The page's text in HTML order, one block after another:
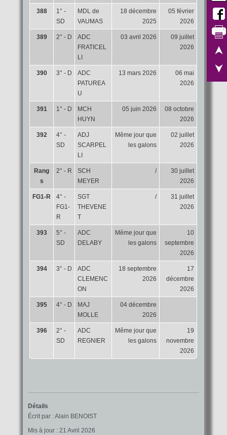
388
1° -
SD
MDL de
VAUMAS
18 décembre
2025
05 février
2026
389 2° - D
ADC
FRATICEL
LI
03 avril 2026
09 juillet
2026
390 3° - D
ADC
PATUREA
U
13 mars 2026
06 mai
2026
391 1° - D
MCH
HUYN
05 juin 2026
08 octobre
2026
392
4° -
SD
ADJ
SCARPEL
LI
Même jour que
les galons
02 juillet
2026
Rang
s
2° - R
SCH
MEYER
/
30 juillet
2026
FG1-R
4° -
FG1-
R
SGT
THEVENE
T
/
31 juillet
2026
393
5° -
SD
ADC
DELABY
Même jour que
les galons
10
septembre
2026
394 3° - D
ADC
CLEMENC
ON
18 septembre
2026
17
décembre
2026
395 4° - D
MAJ
MOLLE
04 décembre
2026
396
2° -
SD
ADC
REGNIER
Même jour que
les galons
19
novembre
2026
Détails
Écrit par :Alain BENOIST
Mis à jour : 21 Avril 2026